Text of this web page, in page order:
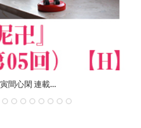
寅間心閑 連載...